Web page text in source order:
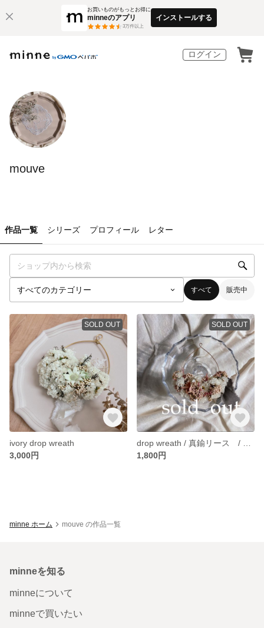
お買いものがもっとお得に
minneのアプリ
3万件以上
インストールする
ログイン
mouve
作品一覧 シリーズ プロフィール レター
すべて 販売中
SOLD OUT
ivory drop wreath
3,000円
SOLD OUT
1,800円
minne ホーム mouve の作品一覧
minneを知る
minneについて
minneで買いたい